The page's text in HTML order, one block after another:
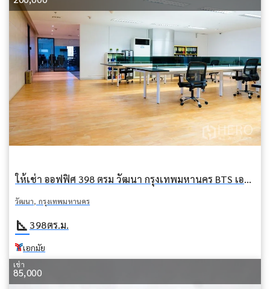
ให้เช่า ออฟฟิศ 398 ตรม วัฒนา กรุงเทพมหานคร BTS เอกมัย
วัฒนา, กรุงเทพมหานคร
square_foot 398ตร.ม.
เอกมัย
เช่า
85,000